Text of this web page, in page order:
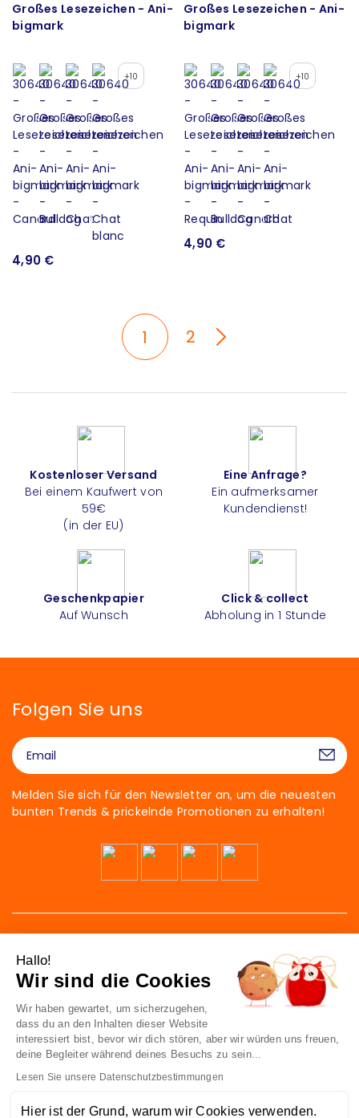
Großes Lesezeichen - Ani-
bigmark
+10
4,90 €
Großes Lesezeichen - Ani-
bigmark
+10
4,90 €
1 2
Kostenloser Versand
Bei einem Kaufwert von
59€
(in der EU)
Eine Anfrage?
Ein aufmerksamer
Kundendienst!
Geschenkpapier
Auf Wunsch
Click & collect
Abholung in 1 Stunde
Folgen Sie uns
Melden Sie sich für den Newsletter an, um die neuesten
bunten Trends & prickelnde Promotionen zu erhalten!
41 av. de l’agent Sarre
92700 Colombes
France
Kontakt
Hallo!
Wir sind die Cookies
Wir haben gewartet, um sicherzugehen,
dass du an den Inhalten dieser Website
interessiert bist, bevor wir dich stören, aber wir würden uns freuen,
deine Begleiter während deines Besuchs zu sein...
Lesen Sie unsere Datenschutzbestimmungen
Hier ist der Grund, warum wir Cookies verwenden.